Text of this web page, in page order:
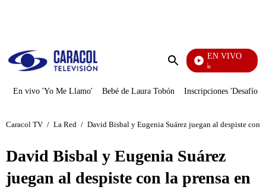
Enviar
EN VIVO
También Caerás
En vivo 'Yo Me Llamo' Bebé de Laura Tobón Inscripciones 'Desafío'
Caracol TV / La Red / David Bisbal y Eugenia Suárez juegan al despiste con
David Bisbal y Eugenia Suárez
juegan al despiste con la prensa en